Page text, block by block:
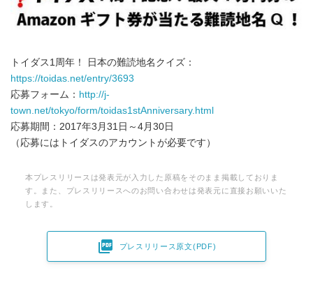
トイダス1周年！ 日本の難読地名クイズ：
https://toidas.net/entry/3693
応募フォーム： http://j-
town.net/tokyo/form/toidas1stAnniversary.html
応募期間：2017年3月31日～4月30日
（応募にはトイダスのアカウントが必要です）
本プレスリリースは発表元が入力した原稿をそのまま掲載しておりま
す。また、プレスリリースへのお問い合わせは発表元に直接お願いいた
します。
 プレスリリース原文(PDF)